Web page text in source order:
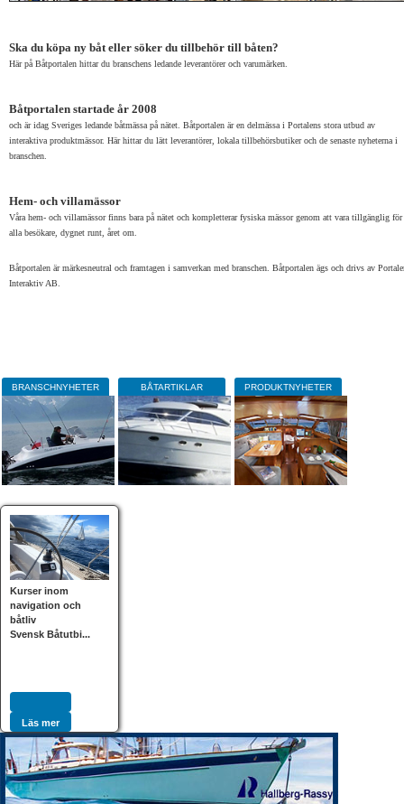
Ska du köpa ny båt eller söker du tillbehör till båten?
Här på Båtportalen hittar du branschens ledande leverantörer och varumärken.
Båtportalen startade år 2008
och är idag Sveriges ledande båtmässa på nätet. Båtportalen är en delmässa i Portalens stora utbud av
interaktiva produktmässor. Här hittar du lätt leverantörer, lokala tillbehörsbutiker och de senaste nyheterna i
branschen.
Hem- och villamässor
Våra hem- och villamässor finns bara på nätet och kompletterar fysiska mässor genom att vara tillgänglig för
alla besökare, dygnet runt, året om.
Båtportalen är märkesneutral och framtagen i samverkan med branschen. Båtportalen ägs och drivs av
Interaktiv AB.
BRANSCHNYHETER BÅTARTIKLAR PRODUKTNYHETER
Kurser inom
navigation och
båtliv
Svensk Båtutbi...
Läs mer